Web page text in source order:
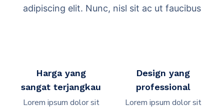
adipiscing elit. Nunc, nisl sit ac ut faucibus
Harga yang
sangat terjangkau
Lorem ipsum dolor sit
Design yang
professional
Lorem ipsum dolor sit